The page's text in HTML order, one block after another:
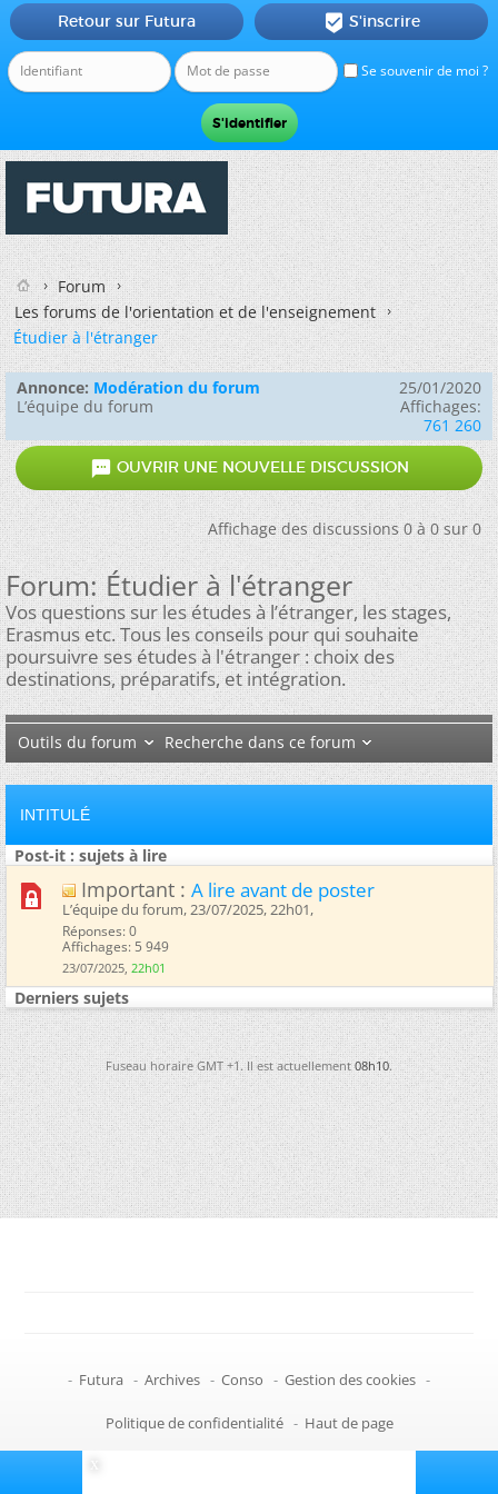
Se souvenir de moi ?
Retour sur Futura  S'inscrire
Forum
Les forums de l'orientation et de l'enseignement
Étudier à l'étranger
Annonce: Modération du forum
L’équipe du forum
25/01/2020
Affichages:
761 260
 OUVRIR UNE NOUVELLE DISCUSSION
Affichage des discussions 0 à 0 sur 0
Forum:Étudier à l'étranger
Vos questions sur les études à l’étranger, les stages,
Erasmus etc. Tous les conseils pour qui souhaite
poursuivre ses études à l'étranger : choix des
destinations, préparatifs, et intégration.
Outils du forum Recherche dans ce forum
INTITULÉ
Post-it : sujets à lire
Important : A lire avant de poster
L’équipe du forum, 23/07/2025, 22h01, ‎
Réponses: 0
Affichages: 5 949
23/07/2025, 22h01
Derniers sujets
Fuseau horaire GMT +1. Il est actuellement08h10.
- Futura - Archives - Conso - Gestion des cookies -
Politique de confidentialité - Haut de page